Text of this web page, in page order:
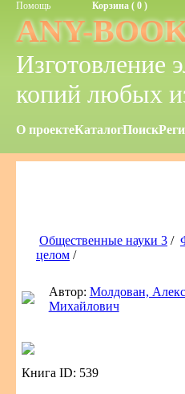
Помощь Корзина ( 0 )
ANY-
Изготовление
копий любых
О проектеКаталогПоиск
Общественные науки 3 /
целом /
Автор: Молдован,
Михайлович
Книга ID: 539